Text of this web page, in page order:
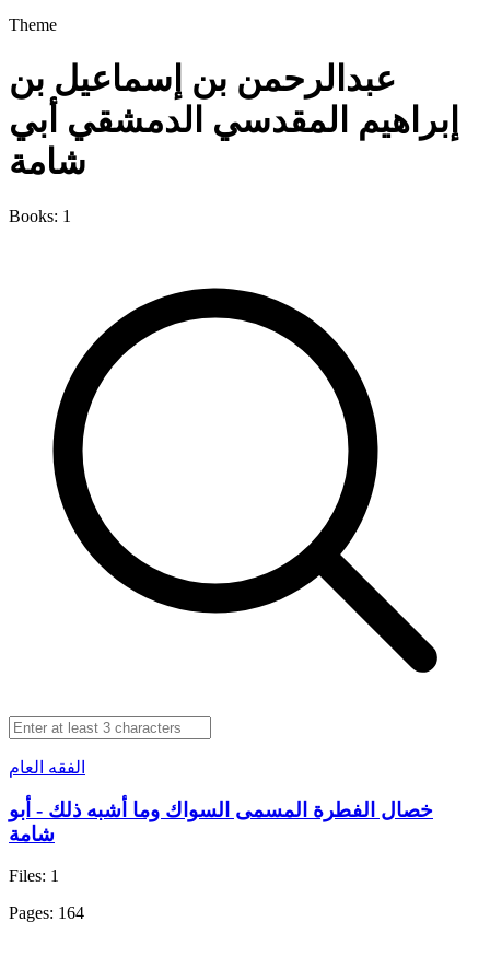
Theme
عبدالرحمن بن إسماعيل بن
إبراهيم المقدسي الدمشقي أبي
شامة
Books: 1
الفقه العام
خصال الفطرة المسمى السواك وما أشبه ذلك - أبو
شامة
Files: 1
Pages: 164